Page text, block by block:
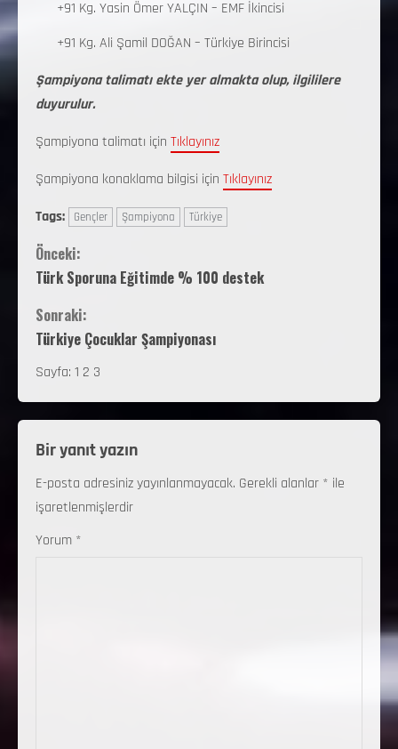
+91 Kg. Yasin Ömer YALÇIN – EMF İkincisi
+91 Kg. Ali Şamil DOĞAN – Türkiye Birincisi
Şampiyona talimatı ekte yer almakta olup, ilgililere
duyurulur.
Şampiyona talimatı için Tıklayınız
Şampiyona konaklama bilgisi için Tıklayınız
Tags:
Gençler Şampiyona Türkiye
Önceki:
Türk Sporuna Eğitimde % 100 destek
Sonraki:
Türkiye Çocuklar Şampiyonası
Sayfa: 1 2 3
Bir yanıt yazın
E-posta adresiniz yayınlanmayacak. Gerekli alanlar * ile
işaretlenmişlerdir
Yorum *